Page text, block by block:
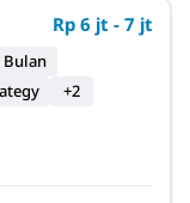
Rp 6 jt - 7 jt
Bulan
+2